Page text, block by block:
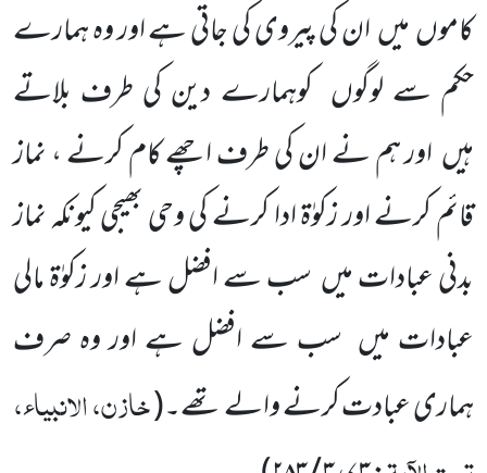
کاموںمیںان کی پیرویکی جاتی ہے اور وہ ہمارے
حکم سے لوگوں کوہمارے دین کی طرف بلاتے
ہیںاور ہم نے ان کی طرف اچھے کام کرنے ، نماز
قائم کرنے اور زکوٰۃ ادا کرنے کی وحی بھیجی کیونکہ نماز
بدنی عبادات میں سب سے افضل ہے اور زکوٰۃ مالی
عبادات میں سبسے افضل ہے اور وہ صرف
ہماری عبادت کرنے والے تھے۔(خازن، الانبیاء،